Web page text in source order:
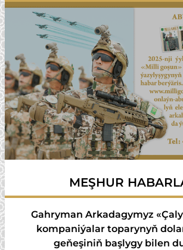
MEŞHUR
Gahryman Arkadagymyz
kompaniýalar toparynyň
geňeşiniň başlygy bilen